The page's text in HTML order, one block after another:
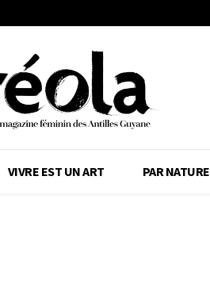
VIVRE EST UN ART PAR NATURE